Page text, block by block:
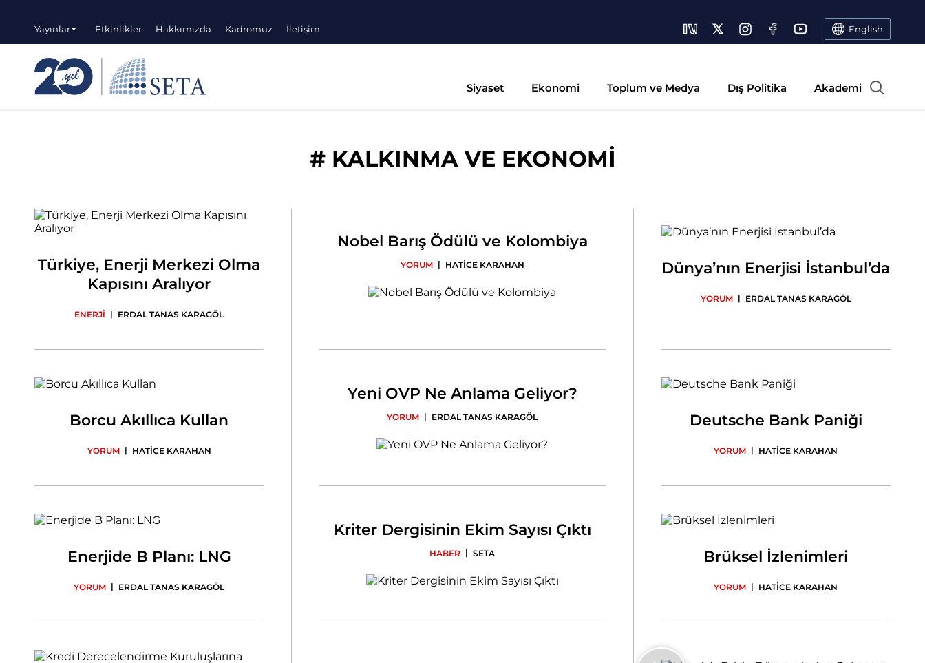
Yayınlar Etkinlikler Hakkımızda Kadromuz İletişim English
Siyaset Ekonomi Toplum ve Medya Dış Politika Akademi
# KALKINMA VE EKONOMİ
Türkiye, Enerji Merkezi Olma
Kapısını Aralıyor
ENERJİ | ERDAL TANAS KARAGÖL
Nobel Barış Ödülü ve Kolombiya
YORUM | HATİCE KARAHAN Dünya’nın Enerjisi İstanbul’da
YORUM | ERDAL TANAS KARAGÖL
Borcu Akıllıca Kullan
YORUM | HATİCE KARAHAN
Yeni OVP Ne Anlama Geliyor?
YORUM | ERDAL TANAS KARAGÖL Deutsche Bank Paniği
YORUM | HATİCE KARAHAN
Enerjide B Planı: LNG
YORUM | ERDAL TANAS KARAGÖL
Kriter Dergisinin Ekim Sayısı Çıktı
HABER | SETA Brüksel İzlenimleri
YORUM | HATİCE KARAHAN